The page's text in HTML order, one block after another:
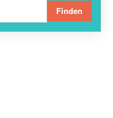
Finden